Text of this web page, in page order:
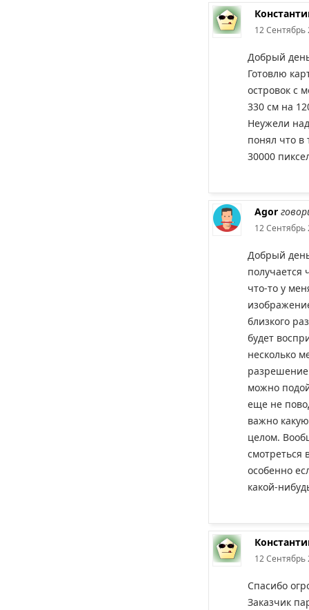
12 Сентябрь
Добрый
Готовлю
островок с
330 см на
Неужели
понял что в
30000
Agor
12 Сентябрь
Добрый
получается
что-то у
близкого
будет
несколько
можно
еще не
важно
целом.
смотреться
особенно
какой-
12 Сентябрь
Спасибо
Заказчик